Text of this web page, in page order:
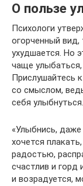
О пользе
Психологи
огорченный вид,
ухудшается. Но
чаще улыбаться,
Прислушайтесь
со смыслом,
себя улыбнуться.
«Улыбнись, даже
хочется
радостью,
счастлив и горд
и возрадуется,